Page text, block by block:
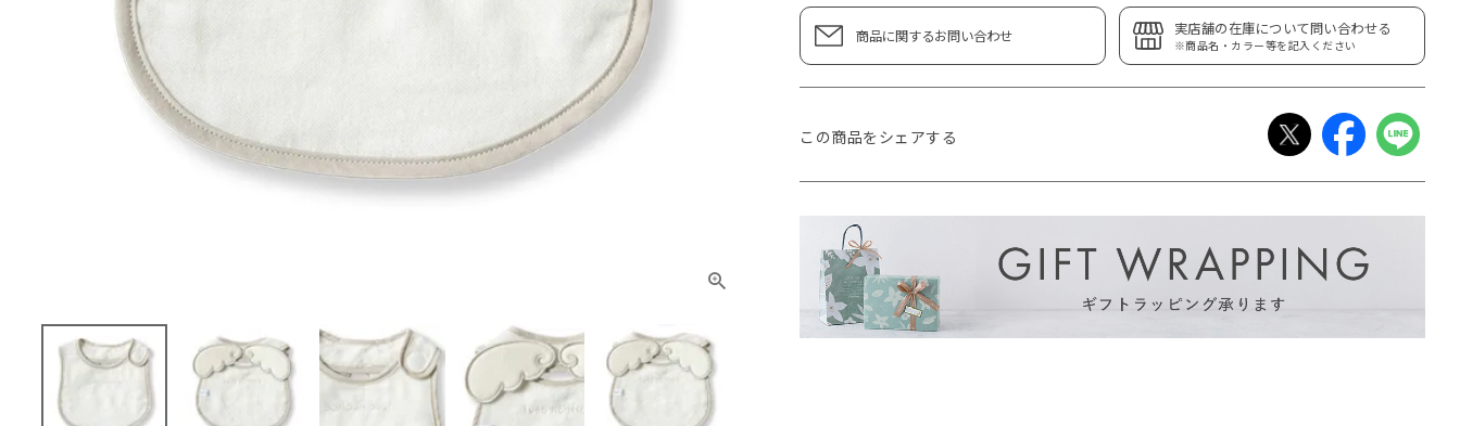
商品に関するお問い合わせ 実店舗の在庫について問い合わせる
※商品名・カラー等を記入ください
この商品をシェアする